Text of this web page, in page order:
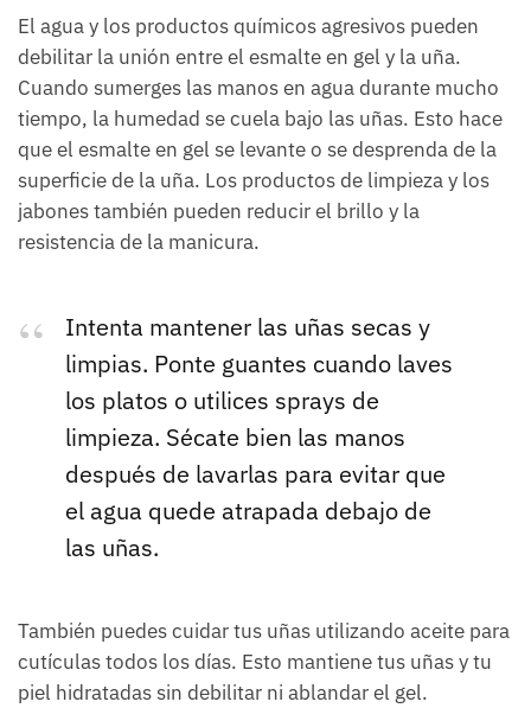
El agua y los productos químicos agresivos pueden
debilitar la unión entre el esmalte en gel y la uña.
Cuando sumerges las manos en agua durante mucho
tiempo, la humedad se cuela bajo las uñas. Esto hace
que el esmalte en gel se levante o se desprenda de la
superficie de la uña. Los productos de limpieza y los
jabones también pueden reducir el brillo y la
resistencia de la manicura.
Intenta mantener las uñas secas y
limpias. Ponte guantes cuando laves
los platos o utilices sprays de
limpieza. Sécate bien las manos
después de lavarlas para evitar que
el agua quede atrapada debajo de
las uñas.
También puedes cuidar tus uñas utilizando aceite para
cutículas todos los días. Esto mantiene tus uñas y tu
piel hidratadas sin debilitar ni ablandar el gel.